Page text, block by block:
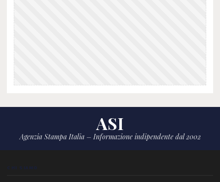
ASI
Agenzia Stampa Italia – Informazione indipendente dal 2002
CHI SIAMO